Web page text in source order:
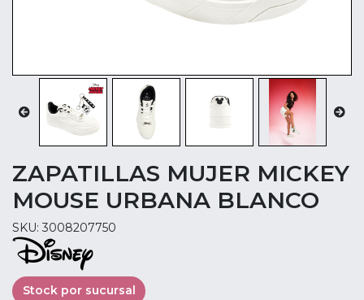
ZAPATILLAS MUJER MICKEY
MOUSE URBANA BLANCO
SKU: 3008207750
Stock por sucursal